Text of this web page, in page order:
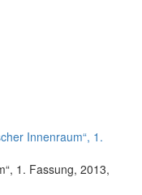
1. Fassung, 2013,